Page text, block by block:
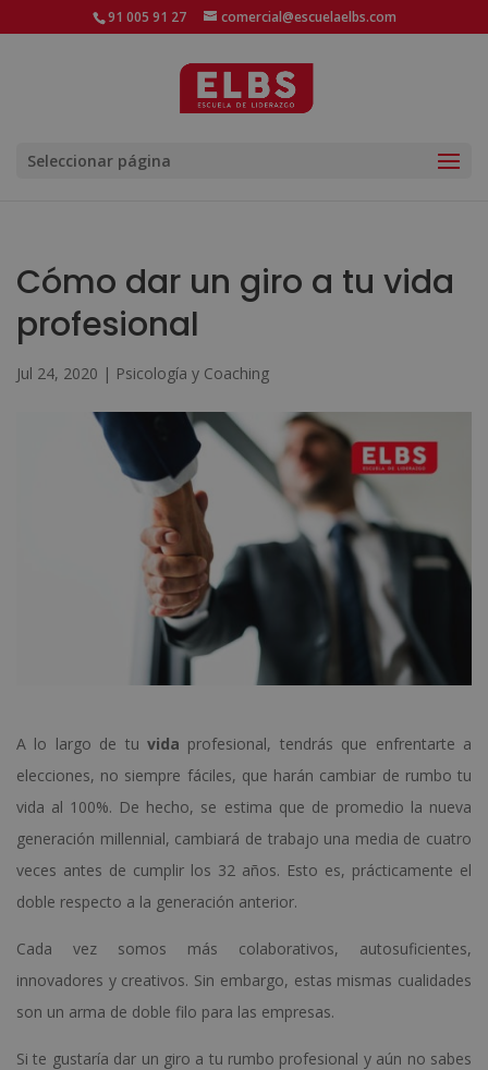
91 005 91 27 comercial@escuelaelbs.com
Seleccionar página
Cómo dar un giro a tu vida
profesional
Jul 24, 2020 | Psicología y Coaching
A lo largo de tu vida profesional, tendrás que enfrentarte a
elecciones, no siempre fáciles, que harán cambiar de rumbo tu
vida al 100%. De hecho, se estima que de promedio la nueva
generación millennial, cambiará de trabajo una media de cuatro
veces antes de cumplir los 32 años. Esto es, prácticamente el
doble respecto a la generación anterior.
Cada vez somos más colaborativos, autosuficientes,
innovadores y creativos. Sin embargo, estas mismas cualidades
son un arma de doble filo para las empresas.
Si te gustaría dar un giro a tu rumbo profesional y aún no sabes